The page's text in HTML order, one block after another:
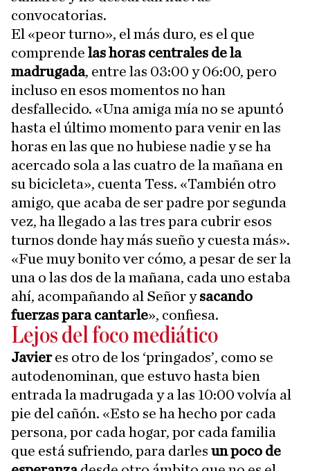
convocatorias.
El «peor turno», el más duro, es el que
comprende las horas centrales de la
madrugada, entre las 03:00 y 06:00, pero
incluso en esos momentos no han
desfallecido. «Una amiga mía no se apuntó
hasta el último momento para venir en las
horas en las que no hubiese nadie y se ha
acercado sola a las cuatro de la mañana en
su bicicleta», cuenta Tess. «También otro
amigo, que acaba de ser padre por segunda
vez, ha llegado a las tres para cubrir esos
turnos donde hay más sueño y cuesta más».
«Fue muy bonito ver cómo, a pesar de ser la
una o las dos de la mañana, cada uno estaba
ahí, acompañando al Señor ysacando
fuerzas para cantarle», confiesa.
Lejos del foco mediático
Javieres otro de los ‘pringados’, como se
autodenominan, que estuvo hasta bien
entrada la madrugada y a las 10:00 volvía al
pie del cañón. «Esto se ha hecho por cada
persona, por cada hogar, por cada familia
que está sufriendo, para darles un poco de